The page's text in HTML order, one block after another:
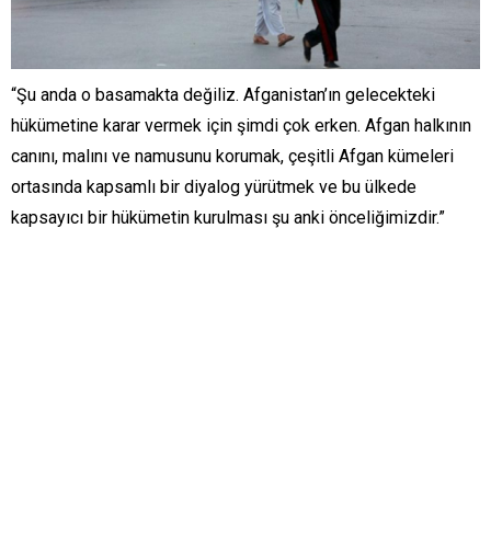
“Şu anda o basamakta değiliz. Afganistan’ın gelecekteki
hükümetine karar vermek için şimdi çok erken. Afgan halkının
canını, malını ve namusunu korumak, çeşitli Afgan kümeleri
ortasında kapsamlı bir diyalog yürütmek ve bu ülkede
kapsayıcı bir hükümetin kurulması şu anki önceliğimizdir.”